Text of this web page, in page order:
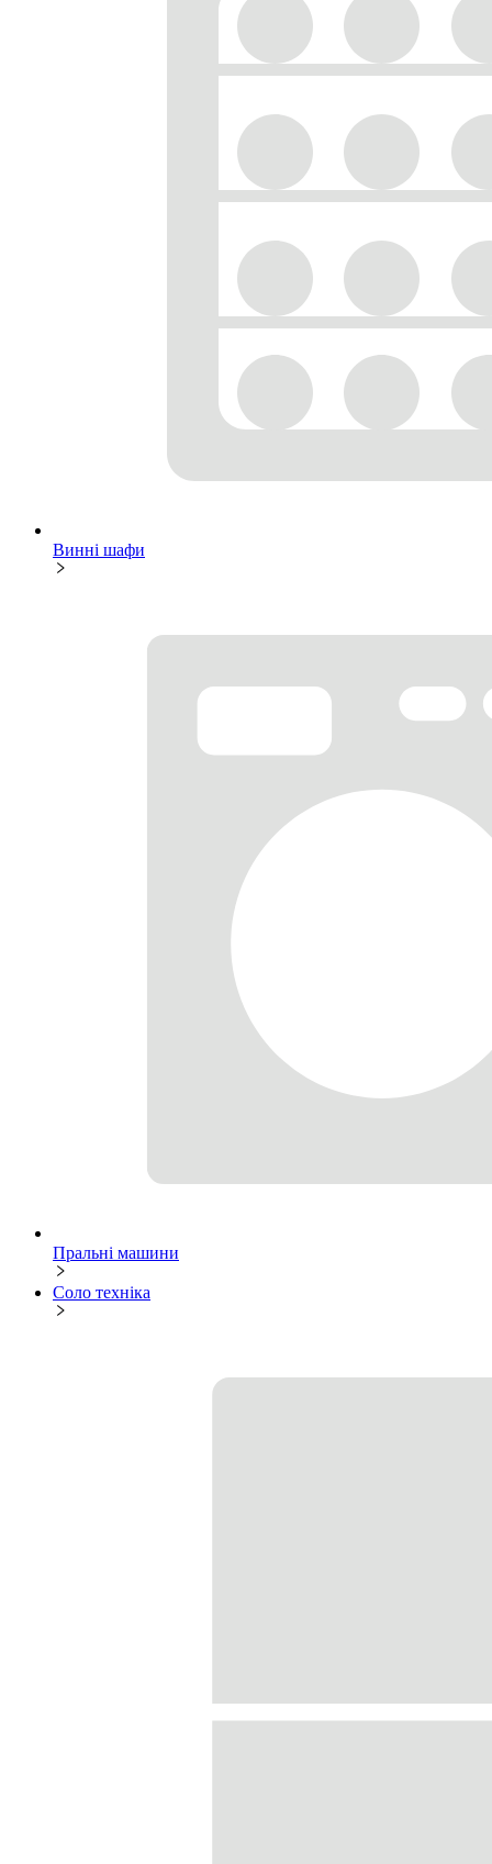
Винні шафи
Пральні машини
Соло техніка